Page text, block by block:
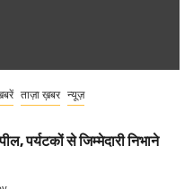
ताज़ा ख़बर न्यूज़
पर्यटकों से जिम्मेदारी निभाने